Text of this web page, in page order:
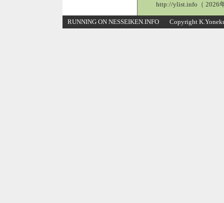
http://ylist.info（ 2026
RUNNING ON NESSEIKEN.INFO Copyright